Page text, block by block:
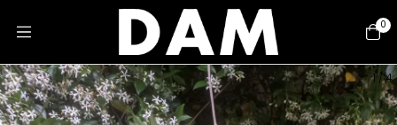
0
1 /4